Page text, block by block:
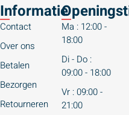
Informatie
Contact
Over ons
Betalen
Bezorgen
Retourneren
Ma : 12:00 -
18:00
Di - Do :
09:00 - 18:00
Vr : 09:00 -
21:00